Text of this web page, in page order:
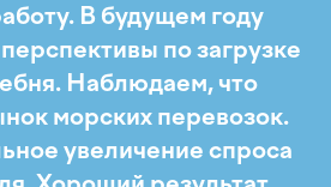
В будущем году
по загрузке
Наблюдаем, что
морских перевозок.
увеличение спроса